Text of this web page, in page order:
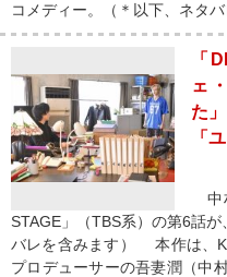
コメディー。（＊以下、ネタ
「
ェ
た
「
中
STAGE」（TBS系）の第6話
バレを含みます） 本作は、
プロデューサーの吾妻潤（中